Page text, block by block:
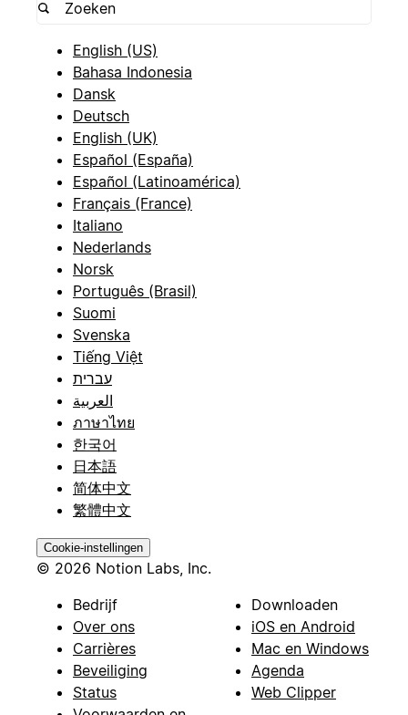
English (US)
Bahasa Indonesia
Dansk
Deutsch
English (UK)
Español (España)
Español (Latinoamérica)
Français (France)
Italiano
Nederlands
Norsk
Português (Brasil)
Suomi
Svenska
Tiếng Việt
עברית
العربية
ภาษาไทย
한국어
日本語
简体中文
繁體中文
Cookie-instellingen
© 2026 Notion Labs, Inc.
Bedrijf
Over ons
Carrières
Beveiliging
Status
Downloaden
iOS en Android
Mac en Windows
Agenda
Web Clipper